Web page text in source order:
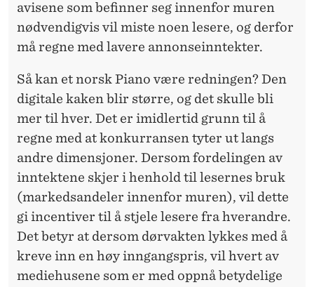
avisene som befinner seg innenfor muren
nødvendigvis vil miste noen lesere, og derfor
må regne med lavere annonseinntekter.
Så kan et norsk Piano være redningen? Den
digitale kaken blir større, og det skulle bli
mer til hver. Det er imidlertid grunn til å
regne med at konkurransen tyter ut langs
andre dimensjoner. Dersom fordelingen av
inntektene skjer i henhold til lesernes bruk
(markedsandeler innenfor muren), vil dette
gi incentiver til å stjele lesere fra hverandre.
Det betyr at dersom dørvakten lykkes med å
kreve inn en høy inngangspris, vil hvert av
mediehusene som er med oppnå betydelige